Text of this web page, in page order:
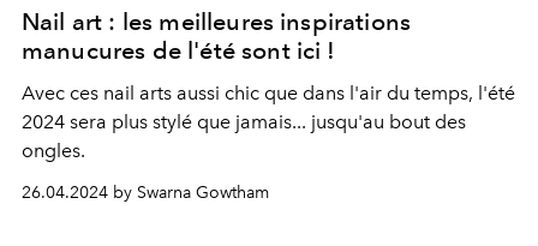
Nail art : les meilleures inspirations
manucures de l'été sont ici !
Avec ces nail arts aussi chic que dans l'air du temps, l'été
2024 sera plus stylé que jamais... jusqu'au bout des
ongles.
26.04.2024 by Swarna Gowtham